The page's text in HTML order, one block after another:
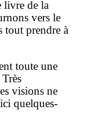
livre de la
vers le
tout prendre à
toute une
visions ne
quelques-